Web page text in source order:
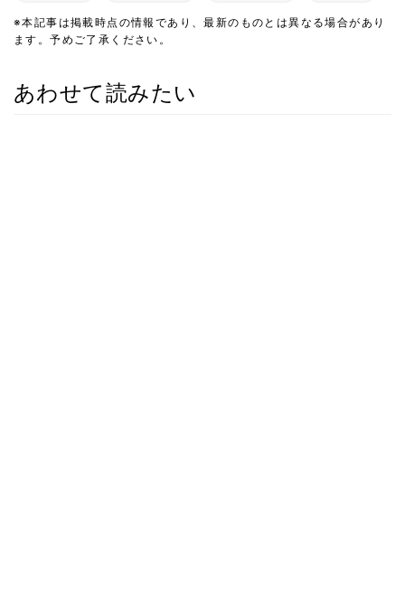
※本記事は掲載時点の情報であり、最新のものとは異なる場合があり
ます。予めご了承ください。
あわせて読みたい